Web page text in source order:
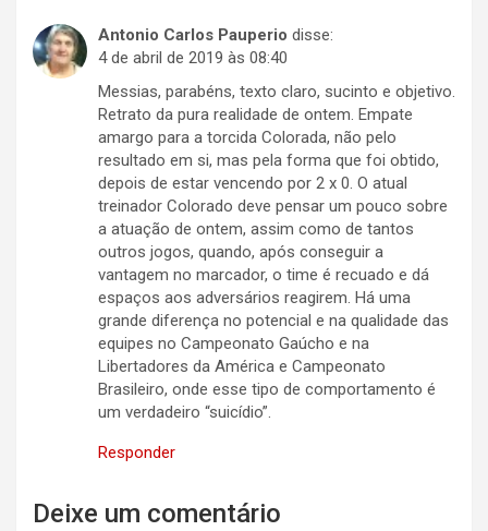
Antonio Carlos Pauperio disse:
4 de abril de 2019 às 08:40
Messias, parabéns, texto claro, sucinto e objetivo.
Retrato da pura realidade de ontem. Empate
amargo para a torcida Colorada, não pelo
resultado em si, mas pela forma que foi obtido,
depois de estar vencendo por 2 x 0. O atual
treinador Colorado deve pensar um pouco sobre
a atuação de ontem, assim como de tantos
outros jogos, quando, após conseguir a
vantagem no marcador, o time é recuado e dá
espaços aos adversários reagirem. Há uma
grande diferença no potencial e na qualidade das
equipes no Campeonato Gaúcho e na
Libertadores da América e Campeonato
Brasileiro, onde esse tipo de comportamento é
um verdadeiro “suicídio”.
Responder
Deixe um comentário